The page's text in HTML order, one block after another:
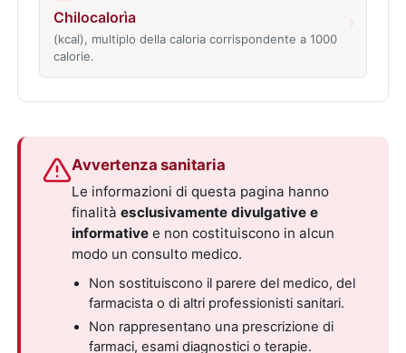
Chilocalorìa
(kcal), multiplo della caloria corrispondente a 1000
calorie.
Avvertenza sanitaria
Le informazioni di questa pagina hanno
finalitàesclusivamente divulgative e
informative e non costituiscono in alcun
modo un consulto medico.
Non sostituiscono il parere del medico, del
farmacista o di altri professionisti sanitari.
Non rappresentano una prescrizione di
farmaci, esami diagnostici o terapie.